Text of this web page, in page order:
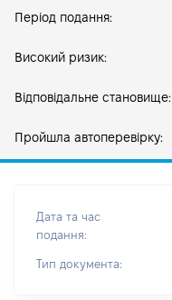
Період подання:
Високий ризик:
Відповідальне становище:
Пройшла автоперевірку:
Дата та час
подання:
Тип документа: